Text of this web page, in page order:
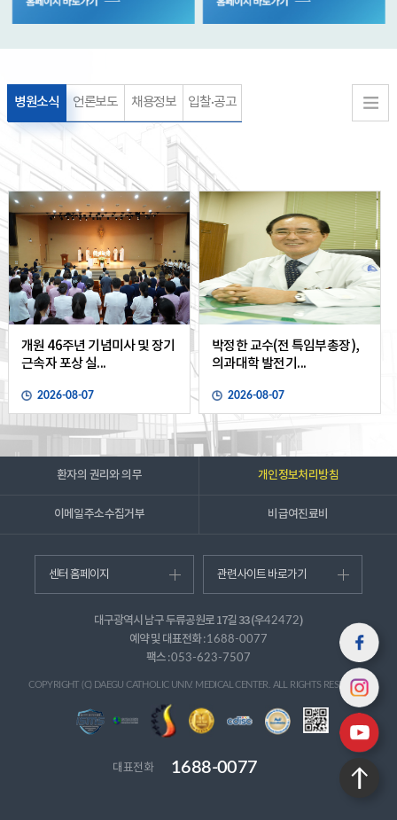
병원소식
개원 46주년 기념미사 및 장기
근속자 포상 실...
2026-08-07
박정한 교수(전 특임부총장),
의과대학 발전기...
2026-08-07
천주교 대구대교구 부교구장
2026-08-04
건강보험심사평가원 제5차 환
2026-07-30
언론보도 채용정보 입찰·공고
환자의 권리와 의무 개인정보처리방침
이메일주소수집거부 비급여진료비
센터 홈페이지 관련사이트 바로가기
대구광역시 남구 두류공원로 17길 33 (우42472)
예약 및 대표전화 :1688-0077
팩스 :053-623-7507
COPYRIGHT (C) DAEGU CATHOLIC UNIV. MEDICAL CENTER. ALL RIGHTS RESERVED.
대표전화 1688-0077